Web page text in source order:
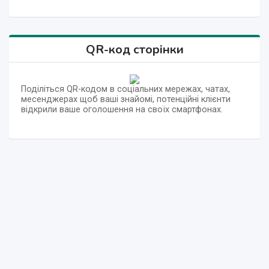
QR-код сторінки
Поділіться QR-кодом в соціальних мережах, чатах,
месенджерах щоб ваші знайомі, потенційні клієнти
відкрили ваше оголошення на своїх смартфонах.